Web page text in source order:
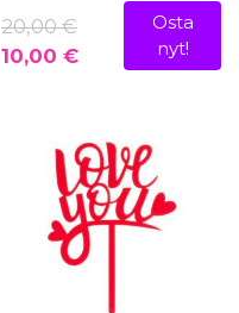
20,00 €
10,00 €
Osta
nyt!